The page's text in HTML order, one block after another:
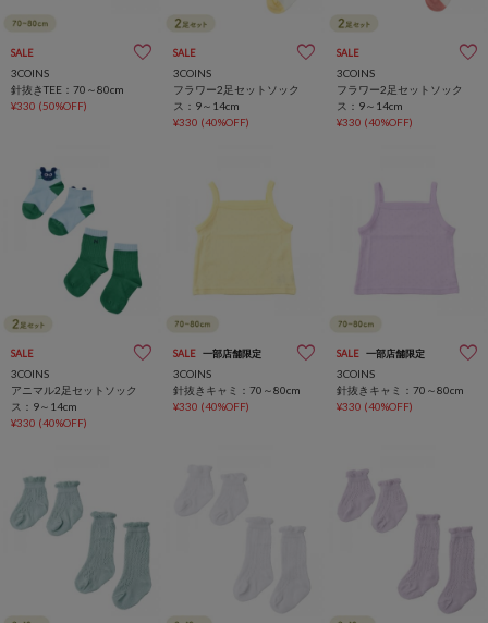
SALE
3COINS
針抜きTEE：70～80cm
¥330 (50%OFF)
SALE
3COINS
フラワー2足セットソック
ス：9～14cm
¥330 (40%OFF)
SALE
3COINS
フラワー2足セットソック
ス：9～14cm
¥330 (40%OFF)
SALE
3COINS
アニマル2足セットソック
ス：9～14cm
¥330 (40%OFF)
SALE 一部店舗限定
3COINS
針抜きキャミ：70～80cm
¥330 (40%OFF)
SALE 一部店舗限定
3COINS
針抜きキャミ：70～80cm
¥330 (40%OFF)